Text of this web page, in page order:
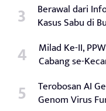
Berawal dari
Kasus Sabu di
Milad Ke-II,
Cabang se-
Terobosan AI
Genom Virus